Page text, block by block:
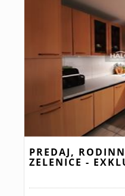
PREDAJ,
ZELENICE -